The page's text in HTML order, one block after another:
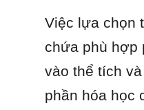
Việc lựa chọn
chứa phù hợp
vào thể tích
phần hóa học